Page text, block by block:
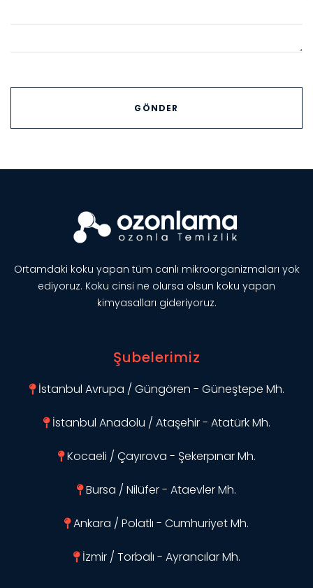
Ortamdaki koku yapan tüm canlı mikroorganizmaları yok
ediyoruz. Koku cinsi ne olursa olsun koku yapan
kimyasalları gideriyoruz.
Şubelerimiz
İstanbul Avrupa / Güngören - Güneştepe Mh.
İstanbul Anadolu / Ataşehir - Atatürk Mh.
Kocaeli / Çayırova - Şekerpınar Mh.
Bursa / Nilüfer - Ataevler Mh.
Ankara / Polatlı - Cumhuriyet Mh.
İzmir / Torbalı - Ayrancılar Mh.